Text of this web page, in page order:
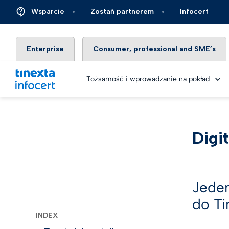
Wsparcie Zostań partnerem Infocert
Enterprise Consumer, professional and SME’s
Tożsamość i wprowadzanie na pokład
eID
INDEX
do